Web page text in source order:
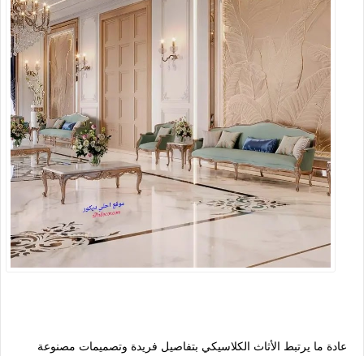
عادة ما يرتبط الأثاث الكلاسيكي بتفاصيل فريدة وتصميمات مصنوعة